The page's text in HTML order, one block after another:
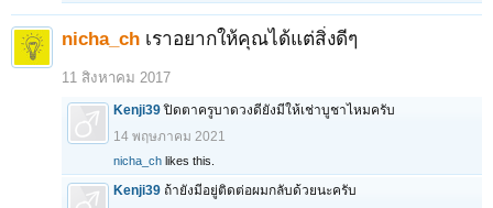
nicha_ch เราอยากให้คุณได้แต่สิ่งดีๆ
11 สิงหาคม 2017
Kenji39 ปิดตาครูบาดวงดียังมีให้เช่าบูชาไหมครับ
14 พฤษภาคม 2021
nicha_ch likes this.
Kenji39 ถ้ายังมีอยู่ติดต่อผมกลับด้วยนะครับ